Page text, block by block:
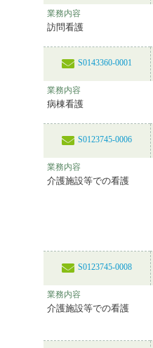
業務内容
訪問看護
S0143360-0001
業務内容
病棟看護
S0123745-0006
業務内容
介護施設等での看護
S0123745-0008
業務内容
介護施設等での看護